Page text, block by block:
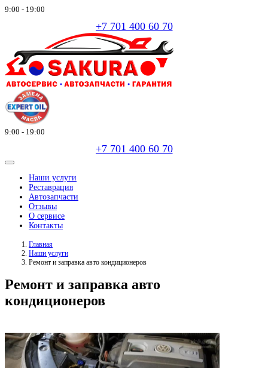
9:00 - 19:00
+7 701 400 60 70
9:00 - 19:00
+7 701 400 60 70
Наши услуги
Реставрация
Автозапчасти
Отзывы
О сервисе
Контакты
Главная
Наши услуги
Ремонт и заправка авто кондиционеров
Ремонт и заправка авто
кондиционеров